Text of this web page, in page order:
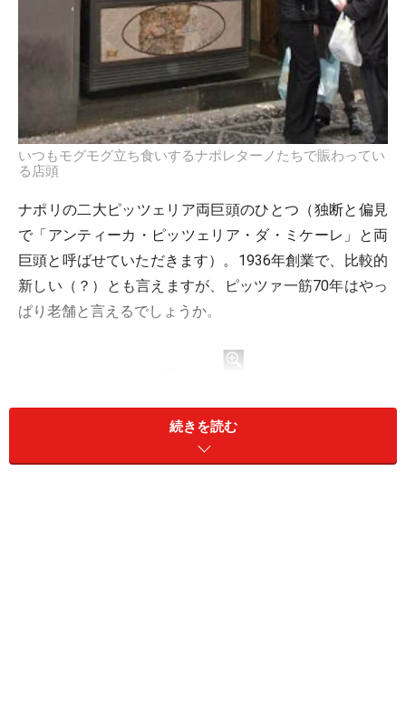
いつもモグモグ立ち食いするナポレターノたちで賑わってい
る店頭
ナポリの二大ピッツェリア両巨頭のひとつ（独断と偏見
で「アンティーカ・ピッツェリア・ダ・ミケーレ」と両
巨頭と呼ばせていただきます）。1936年創業で、比較的
新しい（？）とも言えますが、ピッツァ一筋70年はやっ
ぱり老舗と言えるでしょうか。
薪窯の香ばしい～ピッツァを具だくさんで
ナポリの下町、カオス渦巻くスパッカナポリエリアのほ
ぼ真ん中あたりに位置し、食事時、いやそれ以外でも、
続きを読む